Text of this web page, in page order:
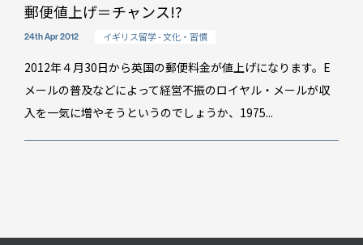
スタッフブログ
GTT通信
WO channel
郵便値上げ＝チャンス!?
24th Apr 2012 イギリス留学 - 文化・習慣
2012年４月30日から英国の郵便料金が値上げになります。E
メールの普及などによって経営不振のロイヤル・メールが収
入を一気に増やそうというのでしょうか、1975...